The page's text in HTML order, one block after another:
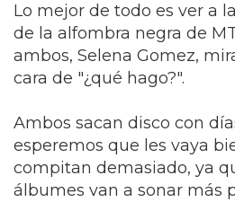
Lo mejor de todo es ver a
de la alfombra negra de
ambos, Selena Gomez,
cara de "¿qué hago?".
Ambos sacan disco con
esperemos que les vaya
compitan demasiado, ya
álbumes van a sonar más